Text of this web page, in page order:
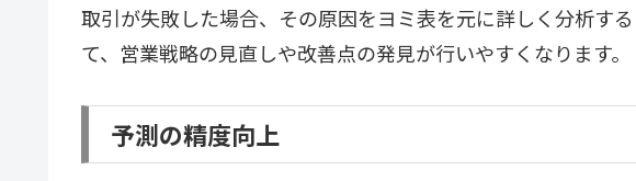
取引が失敗した場合、その原因をヨミ表を元に詳しく分析す
て、営業戦略の見直しや改善点の発見が行いやすくなります。
予測の精度向上